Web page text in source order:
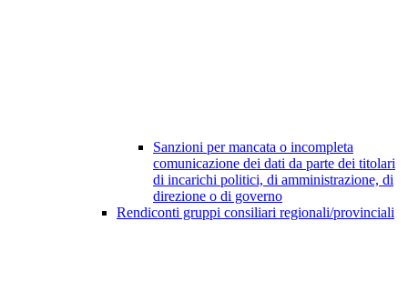
Sanzioni per mancata o incompleta
comunicazione dei dati da parte dei titolari
di incarichi politici, di amministrazione, di
direzione o di governo
Rendiconti gruppi consiliari regionali/provinciali